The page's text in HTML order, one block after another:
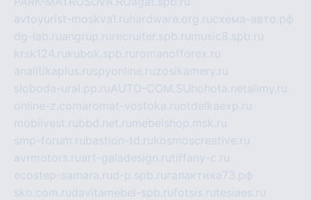
avtoyurist-moskva1.ru hardware.org.ruсхема-авто.рф
dg-lab.ruangrup.ru recruiter.spb.ru music8.spb.ru
krsk124.rukubok.spb.ru romanofforex.ru
analitikaplus.ruspyonline.ruzosikamery.ru
sloboda-ural.pp.ruAUTO-COM.SU hohota.net alimy.ru
online-z.comaromat-vostoka.ruotdelkaexp.ru
mobilvest.rubbd.net.ru mebelshop.msk.ru
smp-forum.rubastion-td.rukosmoscreative.ru
avrmotors.ruart-galadesign.rutiffany-c.ru
ecostep-samara.rud-p.spb.ru галактика73.рф
sko.com.rudavitamebel-spb.rufotsis.rutesiaes.ru